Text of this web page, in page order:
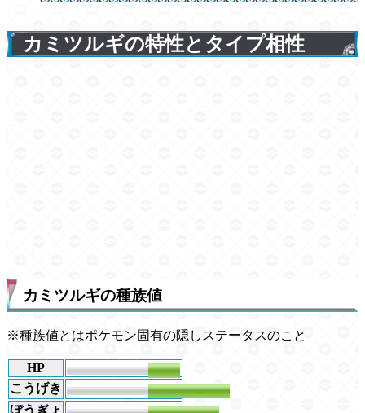
カミツルギの特性とタイプ相性
カミツルギの種族値
※種族値とはポケモン固有の隠しステータスのこと
HP
59
こうげき
181
ぼうぎょ
131